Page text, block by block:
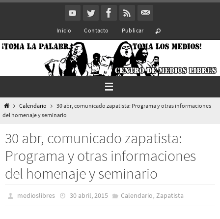
Inicio Contacto Publicar
InicioCalendario
30 abr, comunicado zapatista: Programa y otras informaciones
del homenaje y seminario
30 abr, comunicado zapatista:
Programa y otras informaciones
del homenaje y seminario
medioslibres 30 abril, 2015 Calendario, Zapatista